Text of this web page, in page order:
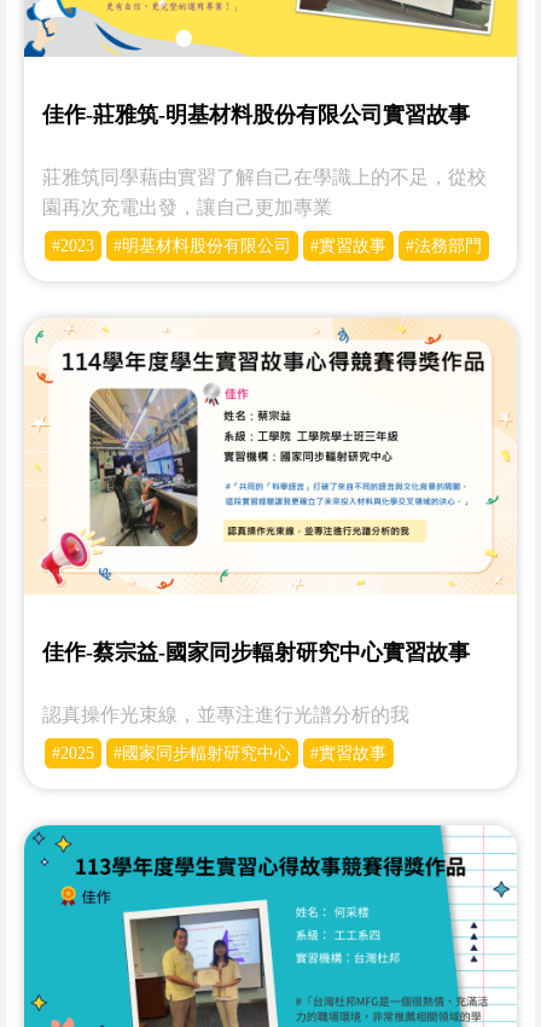
佳作-莊雅筑-明基材料股份有限公司實習故事
莊雅筑同學藉由實習了解自己在學識上的不足，從校
園再次充電出發，讓自己更加專業
#2023 #明基材料股份有限公司 #實習故事 #法務部門
佳作-蔡宗益-國家同步輻射研究中心實習故事
認真操作光束線，並專注進行光譜分析的我
#2025 #國家同步輻射研究中心 #實習故事